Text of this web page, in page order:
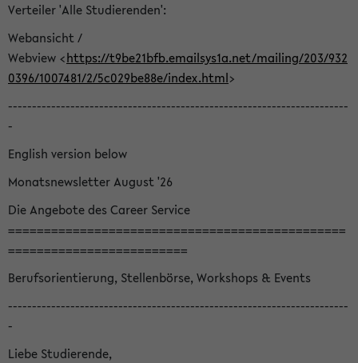
Verteiler 'Alle Studierenden':
Webansicht /
Webview <https://t9be21bfb.emailsys1a.net/mailing/203/932
0396/1007481/2/5c029be88e/index.html>
-----------------------------------------------------------------------
-
English version below
Monatsnewsletter August '26
Die Angebote des Career Service
===============================================
=========================
Berufsorientierung, Stellenbörse, Workshops & Events
-----------------------------------------------------------------------
-
Liebe Studierende,